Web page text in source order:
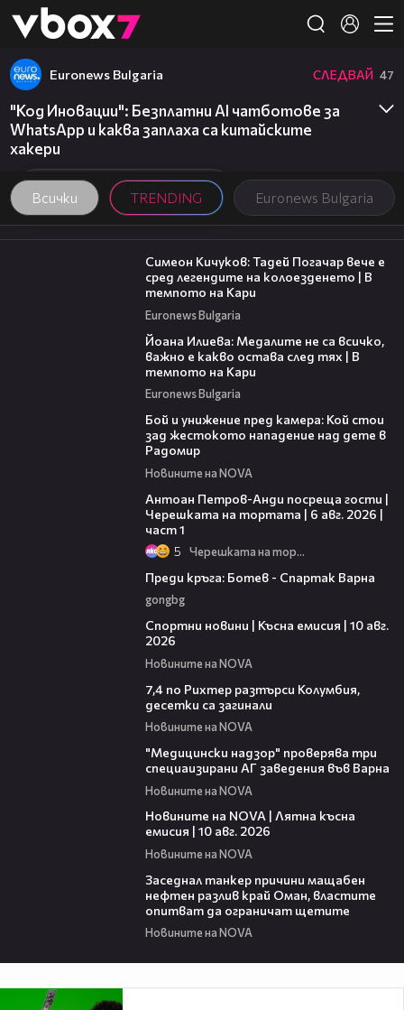
👾
Всички TRENDING Euronews Bulgaria
Euronews Bulgaria СЛЕДВАЙ 47
"Код Иновации": Безплатни AI чатботове за
WhatsApp и каква заплаха са китайските
хакери
11:23
Симеон Кичуков: Тадей Погачар вече е
сред легендите на колоезденето | В
темпото на Кари
Euronews Bulgaria
Йоана Илиева: Медалите не са всичко,
важно е какво остава след тях | В
темпото на Кари
Euronews Bulgaria
Бой и унижение пред камера: Кой стои
зад жестокото нападение над дете в
Радомир
Новините на NOVA
Антоан Петров-Анди посреща гости |
Черешката на тортата | 6 авг. 2026 |
част 1
5 Черешката на тортата
Преди кръга: Ботев - Спартак Варна
gongbg
Спортни новини | Късна емисия | 10 авг.
2026
Новините на NOVA
7,4 по Рихтер разтърси Колумбия,
десетки са загинали
Новините на NOVA
"Медицински надзор" проверява три
специаизирани АГ заведения във Варнa
Новините на NOVA
Новините на NOVA | Лятна късна
емисия | 10 авг. 2026
Новините на NOVA
Заседнал танкер причини мащабен
нефтен разлив край Оман, властите
опитват да ограничат щетите
Новините на NOVA